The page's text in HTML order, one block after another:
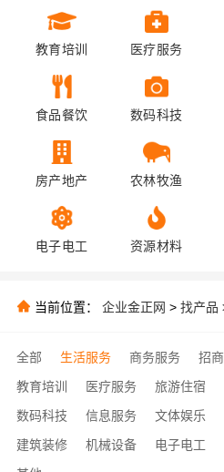
教育培训 医疗服务
食品餐饮 数码科技
房产地产 农林牧渔
电子电工 资源材料
当前位置： 企业金正网 > 找产品
全部 生活服务 商务服务 招
教育培训
医疗服务 旅游住宿
数码科技
信息服务 文体娱乐
建筑装修
机械设备 电子电工